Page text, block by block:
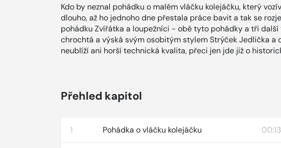
Kdo by neznal pohádku o malém vláčku kolejáčku, který
dlouho, až ho jednoho dne přestala práce bavit a tak se
pohádku Zvířátka a loupežníci - obě tyto pohádky a tři další
chrochtá a výská svým osobitým stylem Strýček Jedlička a
neublíží ani horší technická kvalita, přeci jen jde již o
Přehled kapitol
1 Pohádka o vláčku kolejáčku